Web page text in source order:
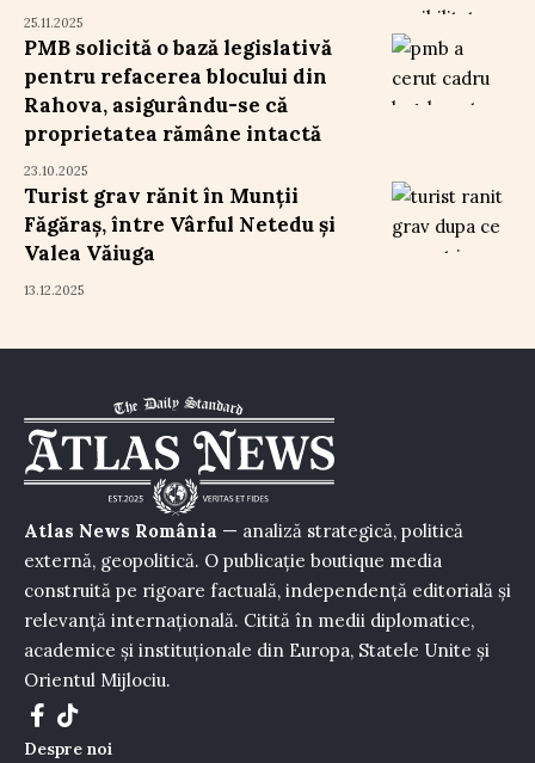
25.11.2025
PMB solicită o bază legislativă
pentru refacerea blocului din
Rahova, asigurându-se că
proprietatea rămâne intactă
23.10.2025
Turist grav rănit în Munții
Făgăraș, între Vârful Netedu și
Valea Văiuga
13.12.2025
Atlas News România — analiză strategică, politică
externă, geopolitică. O publicație boutique media
construită pe rigoare factuală, independență editorială și
relevanță internațională. Citită în medii diplomatice,
academice și instituționale din Europa, Statele Unite și
Orientul Mijlociu.
Despre noi